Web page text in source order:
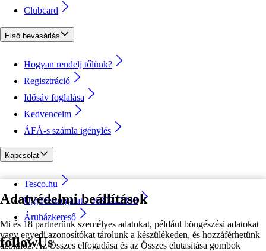
Adatvédelmi beállítások
Mi és 18 partnerünk személyes adatokat, például böngészési adatokat
vagy egyedi azonosítókat tárolunk a készülékeden, és hozzáférhetünk
azokhoz. Az Összes elfogadása és az Összes elutasítása gombok
Clubcard
Első bevásárlás
Hogyan rendelj tőlünk?
Regisztráció
Idősáv foglalása
Kedvenceim
ÁFÁ-s számla igénylés
Kapcsolat
Tesco.hu
Ügyfélszolgálat - 0680222333
Áruházkereső
followUs